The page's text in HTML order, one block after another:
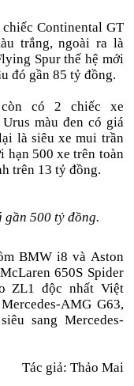
Continental GT
trắng, ngoài ra là
Spur thế hệ mới
đó gần 85 tỷ đồng.
có 2 chiếc xe
màu đen có giá
là siêu xe mui trần
hạn 500 xe trên toàn
trên 13 tỷ đồng.
500 tỷ đồng.
BMW i8 và Aston
650S Spider
ZL1 độc nhất Việt
AMG G63,
sang Mercedes-
Tác giả: Thảo Mai